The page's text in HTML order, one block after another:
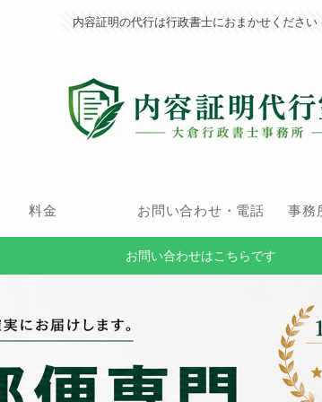
内容証明の代行は行政書士におまかせください
料金 お問い合わせ・電話 事務
お問い合わせはこちらです